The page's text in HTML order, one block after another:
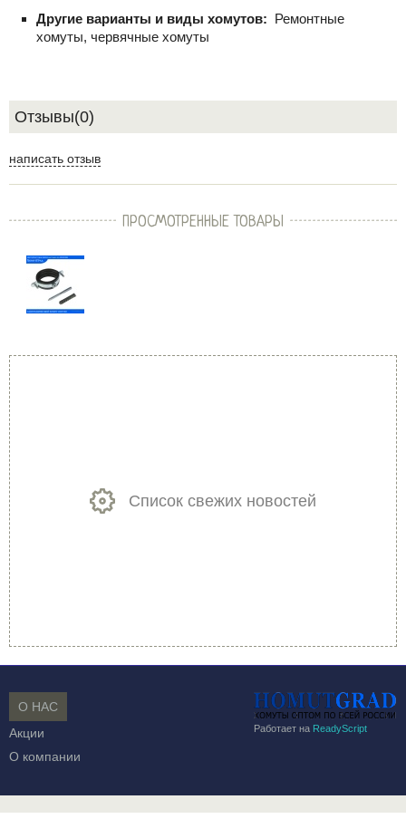
Другие варианты и виды хомутов: Ремонтные
хомуты, червячные хомуты
Отзывы(0)
написать отзыв
ПРОСМОТРЕННЫЕ ТОВАРЫ
Список свежих новостей
Работает на ReadyScript
О НАС
Акции
О компании